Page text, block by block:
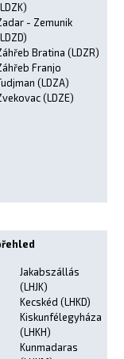
- Zemunik
Bratina (LDZR)
Franjo
(LDZA)
(LDZE)
Jakabszállás
(LHJK)
Kecskéd (LHKD)
Kiskunfélegyháza
(LHKH)
Kunmadaras